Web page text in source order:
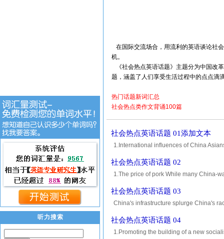
在国际交流场合，用流利的英语谈论社
机。
《社会热点英语话题》主题分为中国改
题，涵盖了人们享受生活过程中的点点滴
热门话题新词汇总
社会热点类作文背诵100篇
社会热点英语话题 01添加文本
1.International influences of China
社会热点英语话题 02
1.The price of pork While many China-
社会热点英语话题 03
China's infrastructure splurge China's
社会热点英语话题 04
1.Promoting the building of a new
听力搜索